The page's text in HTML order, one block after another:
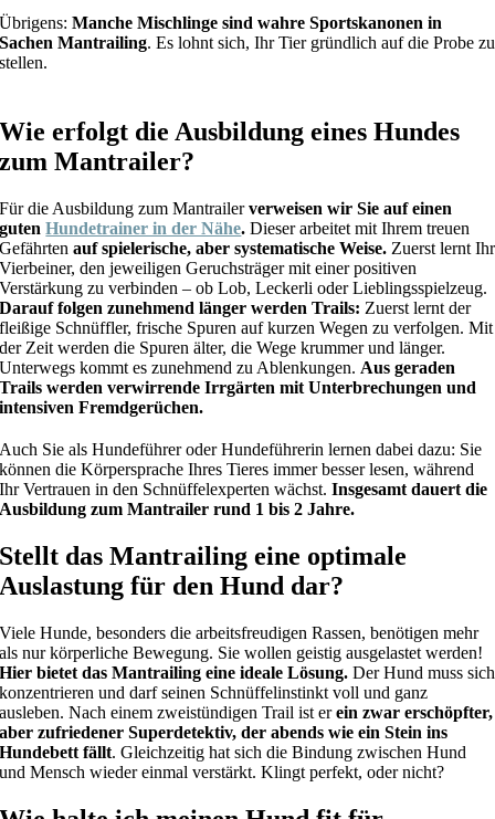
Übrigens:Manche Mischlinge sind wahre Sportskanonen in
Sachen Mantrailing. Es lohnt sich, Ihr Tier gründlich auf die Probe zu
stellen.
Wie erfolgt die Ausbildung eines Hundes
zum Mantrailer?
Für die Ausbildung zum Mantrailerverweisen wir Sie auf einen
gutenHundetrainer in der Nähe.Dieser arbeitet mit Ihrem treuen
Gefährtenauf spielerische, aber systematische Weise. Zuerst lernt Ihr
Vierbeiner, den jeweiligen Geruchsträger mit einer positiven
Verstärkung zu verbinden – ob Lob, Leckerli oder Lieblingsspielzeug.
Darauf folgen zunehmend länger werden Trails: Zuerst lernt der
fleißige Schnüffler, frische Spuren auf kurzen Wegen zu verfolgen. Mit
der Zeit werden die Spuren älter, die Wege krummer und länger.
Unterwegs kommt es zunehmend zu Ablenkungen. Aus geraden
Trails werden verwirrende Irrgärten mit Unterbrechungen und
intensiven Fremdgerüchen.
Auch Sie als Hundeführer oder Hundeführerin lernen dabei dazu: Sie
können die Körpersprache Ihres Tieres immer besser lesen, während
Ihr Vertrauen in den Schnüffelexperten wächst.Insgesamt dauert die
Ausbildung zum Mantrailer rund 1 bis 2 Jahre.
Stellt das Mantrailing eine optimale
Auslastung für den Hund dar?
Viele Hunde, besonders die arbeitsfreudigen Rassen, benötigen mehr
als nur körperliche Bewegung. Sie wollen geistig ausgelastet werden!
Hier bietet das Mantrailing eine ideale Lösung. Der Hund muss sich
konzentrieren und darf seinen Schnüffelinstinkt voll und ganz
ausleben. Nach einem zweistündigen Trail ist erein zwar erschöpfter,
aber zufriedener Superdetektiv, der abends wie ein Stein ins
Hundebett fällt. Gleichzeitig hat sich die Bindung zwischen Hund
und Mensch wieder einmal verstärkt. Klingt perfekt, oder nicht?